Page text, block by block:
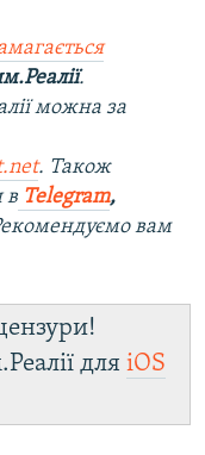
.
можна за
. Також
в Telegram,
вам
для iOS